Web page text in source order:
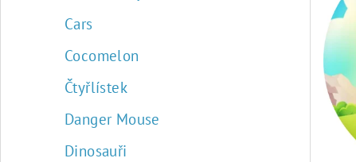
Cars
Cocomelon
Čtyřlístek
Danger Mouse
Dinosauři
o
d
u
k
p
i
s
p